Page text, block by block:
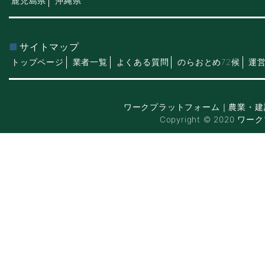
サイトマップ
トップページ 業者一覧 よくある質問 のらおとめ72候 運
ワークプラットフォーム｜農業・
Copyright © 2020 ワーク